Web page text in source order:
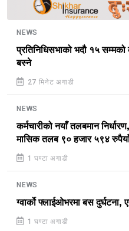
NEWS
प्रतिनिधिसभाको भदौ १५
बस्ने
27 मिनेट अगाडी
NEWS
कर्मचारीको नयाँ तलबमान
मासिक तलब ९० हजार ५९४
1 घण्टा अगाडी
NEWS
ग्वार्को फ्लाईओभरमा बस
1 घण्टा अगाडी